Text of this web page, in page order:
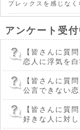
プレックスを感じな
アンケート受付
【皆さんに質問
恋人に浮気を
【皆さんに質問
公言できない
【皆さんに質問
好きな人に対